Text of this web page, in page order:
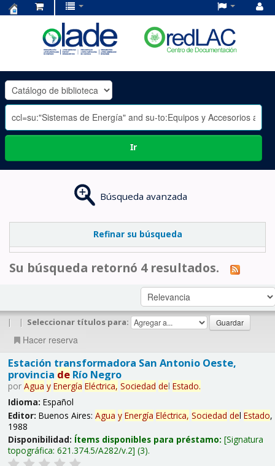
OLADE
-
Ir
Búsqueda avanzada
Refinar su búsqueda
Su búsqueda retornó 4 resultados.
| | Seleccionar títulos para:
Hacer reserva
Estación transformadora San Antonio Oeste,
provincia deRío Negro
por Agua y Energía Eléctrica, Sociedad del Estado.
Idioma: Español
Editor: Buenos Aires: Agua y Energía Eléctrica, Sociedad del Estado,
1988
Disponibilidad: Ítems disponibles para préstamo: Signatura
topográfica: 621.374.5/A282/v.2 (3).